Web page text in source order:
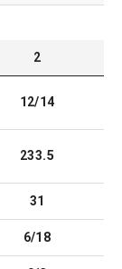
2
12/14
233.5
31
6/18